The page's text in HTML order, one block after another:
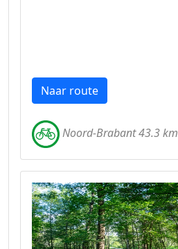
Naar route
Noord-Brabant 43.3 km